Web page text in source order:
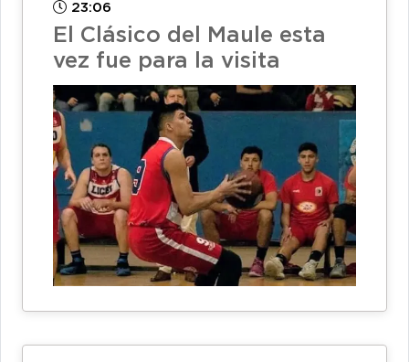
23:06
El Clásico del Maule esta
vez fue para la visita